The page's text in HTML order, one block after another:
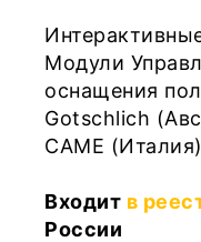
Модули
оснащения
Gotschlich
CAME
Входит в
России